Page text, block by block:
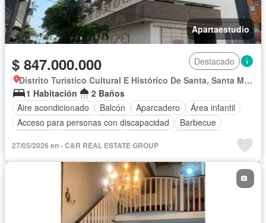
Apartaestudio
$ 847.000.000
Destacado
Distrito Turístico Cultural E Histórico De Santa, Santa Marta
1 Habitación
2 Baños
Aire acondicionado
Balcón Aparcadero
Área infantil
Acceso para personas con discapacidad
Barbecue
Vista panorámica
Seguridad privada
27/05/2026 en - C&R REAL ESTATE GROUP